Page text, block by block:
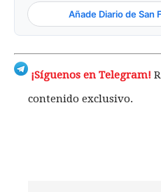
Añade Diario de San
¡Síguenos en Telegram!
contenido exclusivo.